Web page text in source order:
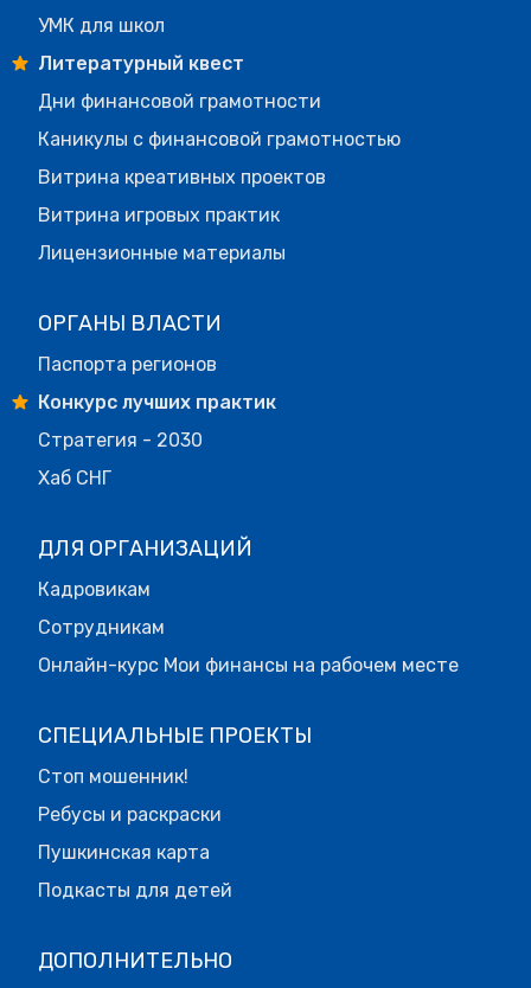
УМК для школ
Литературный квест
Дни финансовой грамотности
Каникулы с финансовой грамотностью
Витрина креативных проектов
Витрина игровых практик
Лицензионные материалы
ОРГАНЫ ВЛАСТИ
Паспорта регионов
Конкурс лучших практик
Стратегия - 2030
Хаб СНГ
ДЛЯ ОРГАНИЗАЦИЙ
Кадровикам
Сотрудникам
Онлайн-курс Мои финансы на рабочем месте
СПЕЦИАЛЬНЫЕ ПРОЕКТЫ
Стоп мошенник!
Ребусы и раскраски
Пушкинская карта
Подкасты для детей
ДОПОЛНИТЕЛЬНО